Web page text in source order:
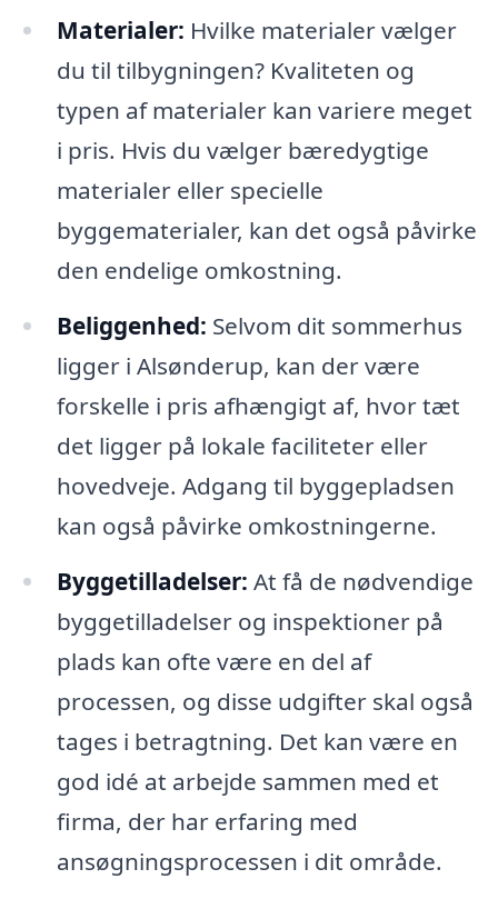
Materialer: Hvilke materialer vælger
du til tilbygningen? Kvaliteten og
typen af materialer kan variere meget
i pris. Hvis du vælger bæredygtige
materialer eller specielle
byggematerialer, kan det også påvirke
den endelige omkostning.
Beliggenhed: Selvom dit sommerhus
ligger i Alsønderup, kan der være
forskelle i pris afhængigt af, hvor tæt
det ligger på lokale faciliteter eller
hovedveje. Adgang til byggepladsen
kan også påvirke omkostningerne.
Byggetilladelser: At få de nødvendige
byggetilladelser og inspektioner på
plads kan ofte være en del af
processen, og disse udgifter skal også
tages i betragtning. Det kan være en
god idé at arbejde sammen med et
firma, der har erfaring med
ansøgningsprocessen i dit område.